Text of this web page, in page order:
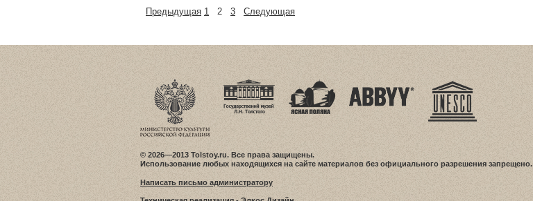
Предыдущая 1 2 3 Следующая
© 2026—2013 Tolstoy.ru. Все права защищены.
Использование любых находящихся на сайте материалов без официального разрешения запрещено.
Написать письмо администратору